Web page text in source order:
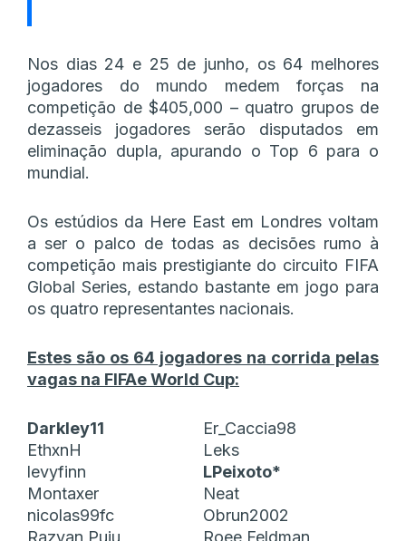
Nos dias 24 e 25 de junho, os 64 melhores
jogadores do mundo medem forças na
competição de $405,000 – quatro grupos de
dezasseis jogadores serão disputados em
eliminação dupla, apurando o Top 6 para o
mundial.
Os estúdios da Here East em Londres voltam
a ser o palco de todas as decisões rumo à
competição mais prestigiante do circuito FIFA
Global Series, estando bastante em jogo para
os quatro representantes nacionais.
Estes são os 64 jogadores na corrida pelas
vagas na FIFAe World Cup:
Darkley11
Er_Caccia98
EthxnH
Leks
levyfinn
LPeixoto*
Montaxer
Neat
nicolas99fc
Obrun2002
Razvan Puiu
Roee Feldman